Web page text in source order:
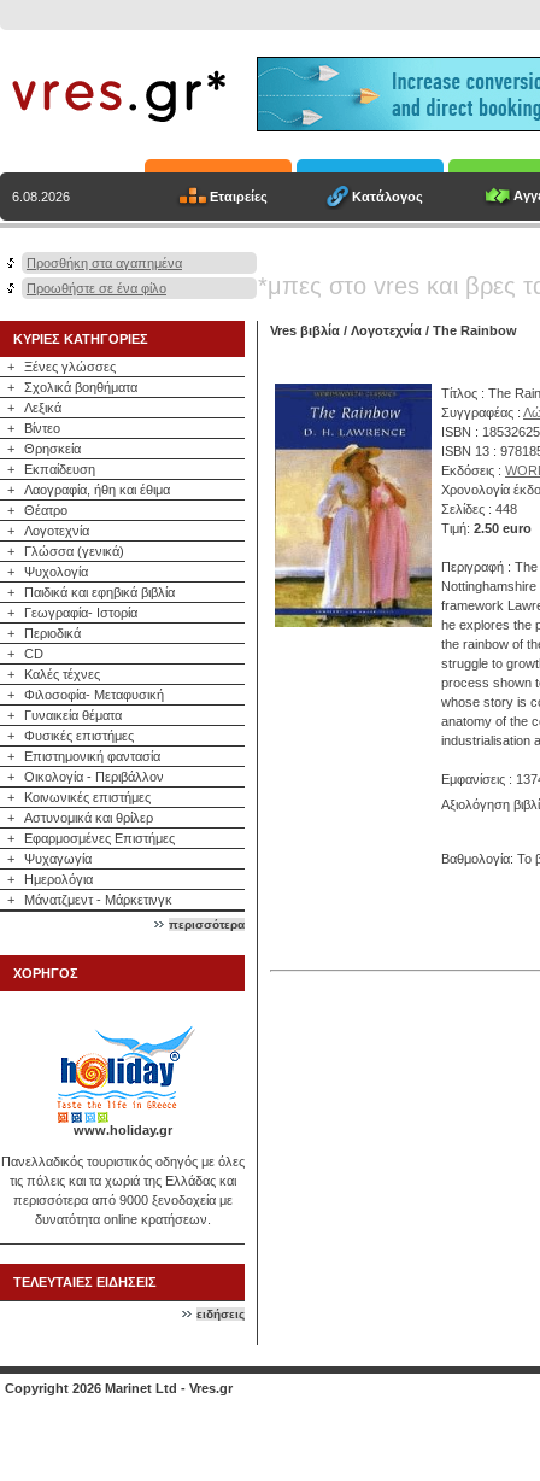
6.08.2026 Εταιρείες Κατάλογος
Προσθήκη στα αγαπημένα
Προωθήστε σε ένα φίλο
*μπες στο vres και βρες
ΚΥΡΙΕΣ ΚΑΤΗΓΟΡΙΕΣ
+
Ξένες γλώσσες
+
Σχολικά βοηθήματα
+
Λεξικά
+
Βίντεο
+
Θρησκεία
+
Εκπαίδευση
+
Λαογραφία, ήθη και έθιμα
+
Θέατρο
+
Λογοτεχνία
+
Γλώσσα (γενικά)
+
Ψυχολογία
+
Παιδικά και εφηβικά βιβλία
+
Γεωγραφία- Ιστορία
+
Περιοδικά
+
CD
+
Καλές τέχνες
+
Φιλοσοφία- Μεταφυσική
+
Γυναικεία θέματα
+
Φυσικές επιστήμες
+
Επιστημονική φαντασία
+
Οικολογία - Περιβάλλον
+
Κοινωνικές επιστήμες
+
Αστυνομικά και θρίλερ
+
Εφαρμοσμένες Επιστήμες
+
Ψυχαγωγία
+
Ημερολόγια
+
Μάνατζμεντ - Μάρκετινγκ
περισσότερα
ΧΟΡΗΓΟΣ
www.holiday.gr
Πανελλαδικός τουριστικός οδηγός με όλες
τις πόλεις και τα χωριά της Ελλάδας και
περισσότερα από 9000 ξενοδοχεία με
δυνατότητα online κρατήσεων.
ΤΕΛΕΥΤΑΙΕΣ ΕΙΔΗΣΕΙΣ
ειδήσεις
Vres βιβλία / Λογοτεχνία / The Rainbow
Τίτλος : The
Συγγραφέας :
ISBN :
ISBN 13 :
Εκδόσεις :
Χρονολογία
Σελίδες : 448
Τιμή: 2.50 euro
Περιγραφή :
framework
he explores the
the rainbow of
struggle to
process shown
whose story is
anatomy of the
industrialisation
Εμφανίσεις :
Αξιολόγηση
Βαθμολογία: Το
Copyright 2026 Marinet Ltd - Vres.gr